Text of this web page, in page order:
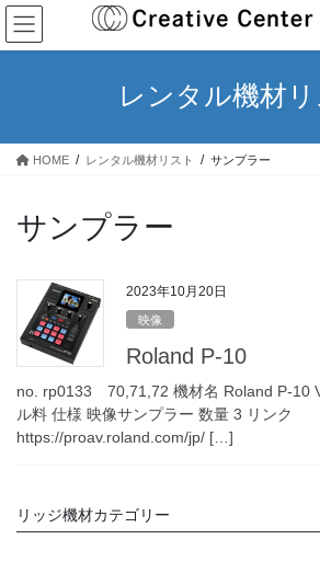
コ
ン
テ
ス
ナ
ビ
ゲ
ン
レンタル機材リ
HOME レンタル機材リスト サンプラー
サンプラー
2023年10月20日
映像
Roland P-10
no. rp0133 70,71,72 機材名 Roland P-10
ル料 仕様 映像サンプラー 数量 3 リンク
https://proav.roland.com/jp/ […]
リッジ機材カテゴリー